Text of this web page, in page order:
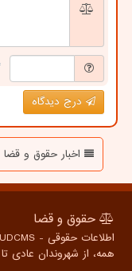
درج دیدگاه
اخبار حقوق و قضا
حقوق و قضا
همه، از شهروندان عادی